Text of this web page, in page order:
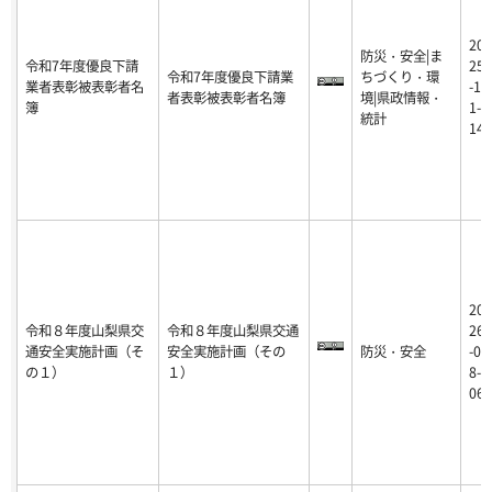
令和7年度優良下請
業者表彰被表彰者名
簿
令和7年度優良下請業
者表彰被表彰者名簿
防災・安全|ま
ちづくり・環
境|県政情報・
統計
20
25
-1
1-
14
令和８年度山梨県交
通安全実施計画（そ
の１）
令和８年度山梨県交通
安全実施計画（その
１）
防災・安全
20
26
-0
8-
06